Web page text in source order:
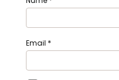
Email *